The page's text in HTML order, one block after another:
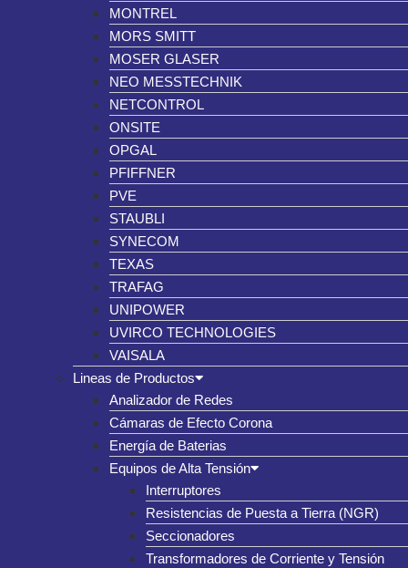
MONTREL
MORS SMITT
MOSER GLASER
NEO MESSTECHNIK
NETCONTROL
ONSITE
OPGAL
PFIFFNER
PVE
STAUBLI
SYNECOM
TEXAS
TRAFAG
UNIPOWER
UVIRCO TECHNOLOGIES
VAISALA
Lineas de Productos
Analizador de Redes
Cámaras de Efecto Corona
Energía de Baterias
Equipos de Alta Tensión
Interruptores
Resistencias de Puesta a Tierra (NGR)
Seccionadores
Transformadores de Corriente y Tensión